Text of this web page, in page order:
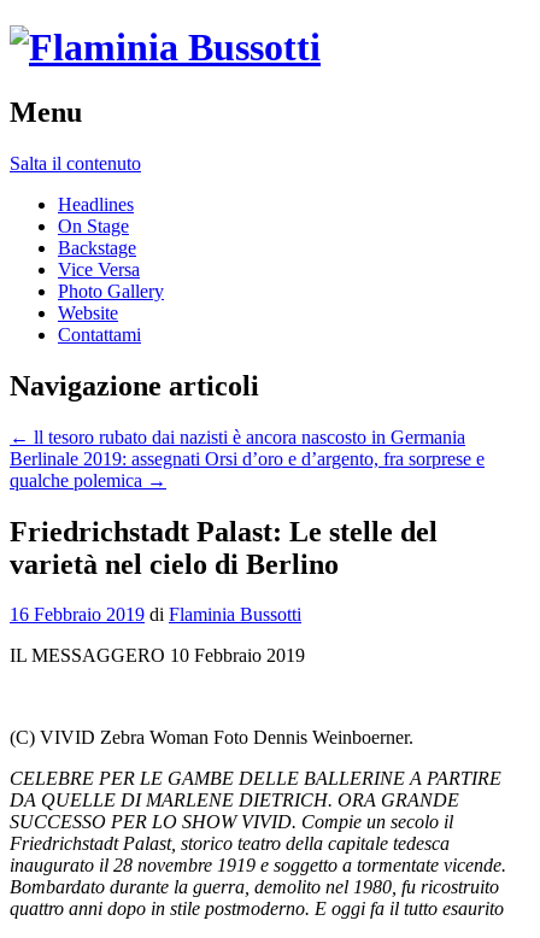
Menu
Salta il contenuto
Headlines
On Stage
Backstage
Vice Versa
Photo Gallery
Website
Contattami
Navigazione articoli
← ll tesoro rubato dai nazisti è ancora nascosto in Germania
Berlinale 2019: assegnati Orsi d’oro e d’argento, fra sorprese e
qualche polemica →
Friedrichstadt Palast: Le stelle del
varietà nel cielo di Berlino
16 Febbraio 2019 di Flaminia Bussotti
IL MESSAGGERO 10 Febbraio 2019
(C) VIVID Zebra Woman Foto Dennis Weinboerner.
CELEBRE PER LE GAMBE DELLE BALLERINE A PARTIRE
DA QUELLE DI MARLENE DIETRICH. ORA GRANDE
SUCCESSO PER LO SHOW VIVID. Compie un secolo il
Friedrichstadt Palast, storico teatro della capitale tedesca
inaugurato il 28 novembre 1919 e soggetto a tormentate vicende.
Bombardato durante la guerra, demolito nel 1980, fu ricostruito
quattro anni dopo in stile postmoderno. E oggi fa il tutto esaurito